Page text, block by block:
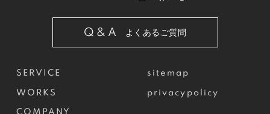
SERVICE
WORKS
sitemap
privacypolicy
Q&A よくあるご質問